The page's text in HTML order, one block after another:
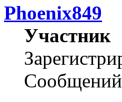
Phoenix849
Участник